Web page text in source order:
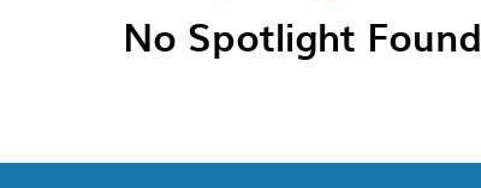
No Spotlight Found